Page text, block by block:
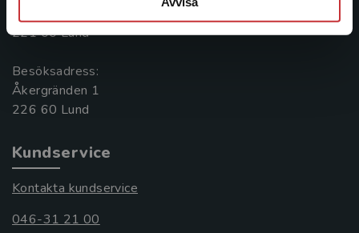
221 00 Lund
Besöksadress:
Åkergränden 1
Kundservice
Kontakta kundservice
046-31 21 00